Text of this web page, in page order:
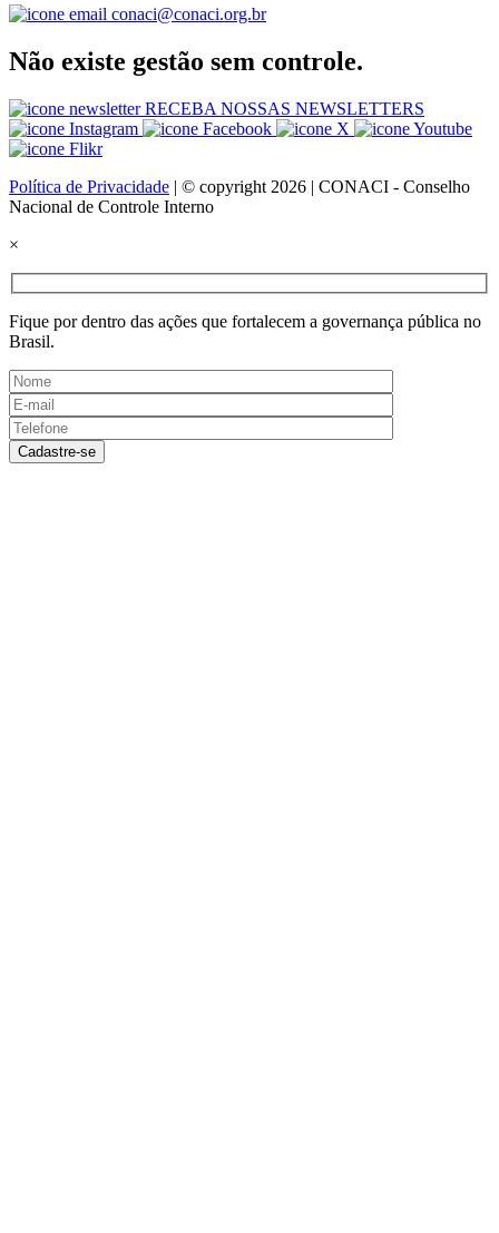
conaci@conaci.org.br
Não existe gestão sem controle.
RECEBA NOSSAS NEWSLETTERS
Política de Privacidade | © copyright 2026 | CONACI - Conselho
Nacional de Controle Interno
×
Fique por dentro das ações que fortalecem a governança pública no
Brasil.